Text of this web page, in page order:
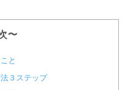
〜
と
３ステップ